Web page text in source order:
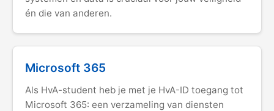
én die van anderen.
Microsoft 365
Als HvA-student heb je met je HvA-ID toegang tot
Microsoft 365: een verzameling van diensten